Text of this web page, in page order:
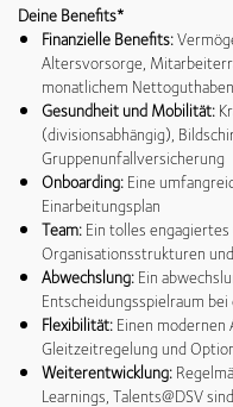
Deine Benefits*
Finanzielle Benefits:
Altersvorsorge,
monatlichem
Gesundheit und Mobilität:
(divisionsabhängig),
Gruppenunfallversicherung
Onboarding:Eine
Einarbeitungsplan
Team:Ein tolles
Organisationsstrukturen
Abwechslung:Ein
Entscheidungsspielraum
Flexibilität:Einen
Gleitzeitregelung und
Weiterentwicklung:
Learnings, Talents@DSV